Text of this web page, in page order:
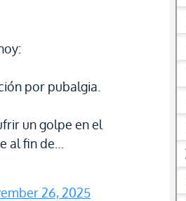
por pubalgia.
un golpe en el
al fin de…
26, 2025